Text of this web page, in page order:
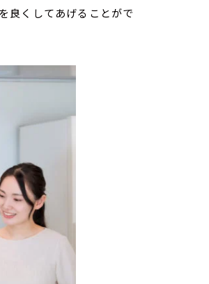
良くしてあげることがで